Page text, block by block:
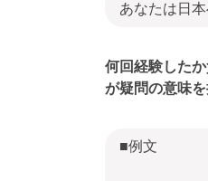
あなたは日
何回経験した
が疑問の意味
■例文